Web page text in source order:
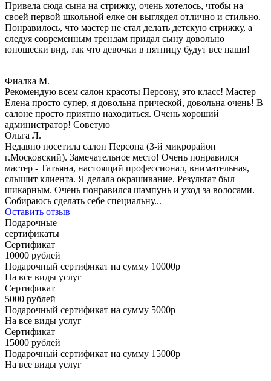
Привела сюда сына на стрижку, очень хотелось, чтобы на
своей первой школьной елке он выглядел отлично и стильно.
Понравилось, что мастер не стал делать детскую стрижку, а
следуя современным трендам придал сыну довольно
юношески вид, так что девочки в пятницу будут все наши!
Фиалка М.
Рекомендую всем салон красоты Персону, это класс! Мастер
Елена просто супер, я довольна прической, довольна очень! В
салоне просто приятно находиться. Очень хороший
администратор! Советую
Ольга Л.
Недавно посетила салон Персона (3-й микрорайон
г.Московский). Замечательное место! Очень понравился
мастер - Татьяна, настоящий профессионал, внимательная,
слышит клиента. Я делала окрашивание. Результат был
шикарным. Очень понравился шампунь и уход за волосами.
Собираюсь сделать себе специальну...
Оставить отзыв
Подарочные
сертификаты
Сертификат
10000 рублей
Подарочный сертификат на сумму 10000р
На все виды услуг
Сертификат
5000 рублей
Подарочный сертификат на сумму 5000р
На все виды услуг
Сертификат
15000 рублей
Подарочный сертификат на сумму 15000р
На все виды услуг